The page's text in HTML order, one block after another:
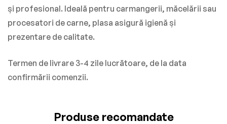
și profesional. Ideală pentru carmangerii, măcelării sau
procesatori de carne, plasa asigură igienă și
prezentare de calitate.
Termen de livrare 3-4 zile lucrătoare, de la data
confirmării comenzii.
Produse recomandate